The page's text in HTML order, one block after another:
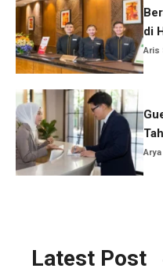
di
Aris
Latest Post